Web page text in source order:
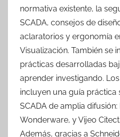
normativa existente, la
SCADA, consejos de
aclaratorios y ergonomía
Visualización. También se
prácticas desarrolladas
aprender investigando.
incluyen una guía
SCADA de amplia difusión:
Wonderware, y Vijeo
Además, gracias a